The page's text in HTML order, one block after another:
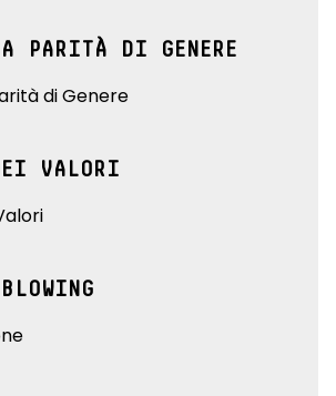
PARITÀ DI GENERE
di Genere
VALORI